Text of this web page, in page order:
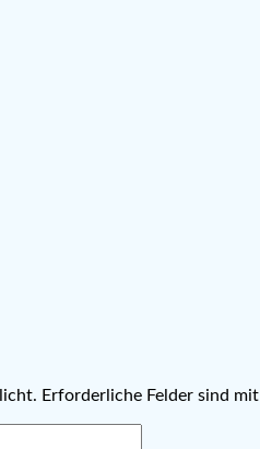
Erforderliche Felder sind mit